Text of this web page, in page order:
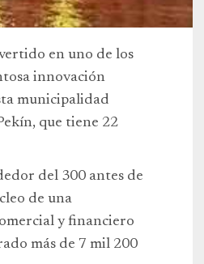
en uno de los
innovación
municipalidad
que tiene 22
del 300 antes de
de una
y financiero
más de 7 mil 200